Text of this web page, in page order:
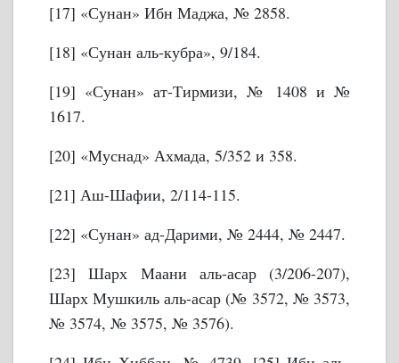
[17] «Сунан» Ибн Маджа, № 2858.
[18] «Сунан аль-кубра», 9/184.
[19] «Сунан» ат-Тирмизи, № 1408 и №
1617.
[20] «Муснад» Ахмада, 5/352 и 358.
[21] Аш-Шафии, 2/114-115.
[22] «Сунан» ад-Дарими, № 2444, № 2447.
[23] Шарх Маани аль-асар (3/206-207),
Шарх Мушкиль аль-асар (№ 3572, № 3573,
№ 3574, № 3575, № 3576).